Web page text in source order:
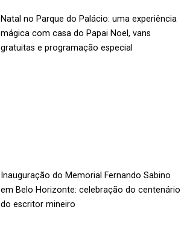
Natal no Parque do Palácio: uma experiência
mágica com casa do Papai Noel, vans
gratuitas e programação especial
Inauguração do Memorial Fernando Sabino
em Belo Horizonte: celebração do centenário
do escritor mineiro